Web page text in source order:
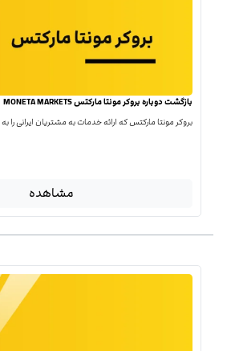
بازگشت دوباره بروکر مونتا مارکتس MONETA MARKETS
بروکر مونتا مارکتس که ارائه خدمات به مشتریان ایرانی را
مشاهده